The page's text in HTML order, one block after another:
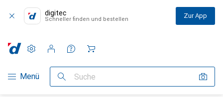
digitec
Schneller finden und bestellen Zur App
Navigation nach Kategorien
Menü Suche
Einstellungen
Kundenkonto
Vergleichslisten
Merklisten
Warenkorb